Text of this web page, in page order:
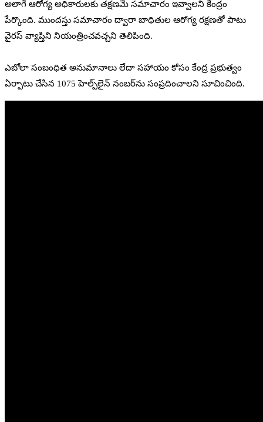
అలాగే ఆరోగ్య అధికారులకు తక్షణమే సమాచారం ఇవ్వాలని కేంద్రం
పేర్కొంది. ముందస్తు సమాచారం ద్వారా బాధితుల ఆరోగ్య రక్షణతో పాటు
వైరస్ వ్యాప్తిని నియంత్రించవచ్చని తెలిపింది.
ఎబోలా సంబంధిత అనుమానాలు లేదా సహాయం కోసం కేంద్ర ప్రభుత్వం
ఏర్పాటు చేసిన 1075 హెల్ప్‌లైన్ నంబర్‌ను సంప్రదించాలని సూచించింది.